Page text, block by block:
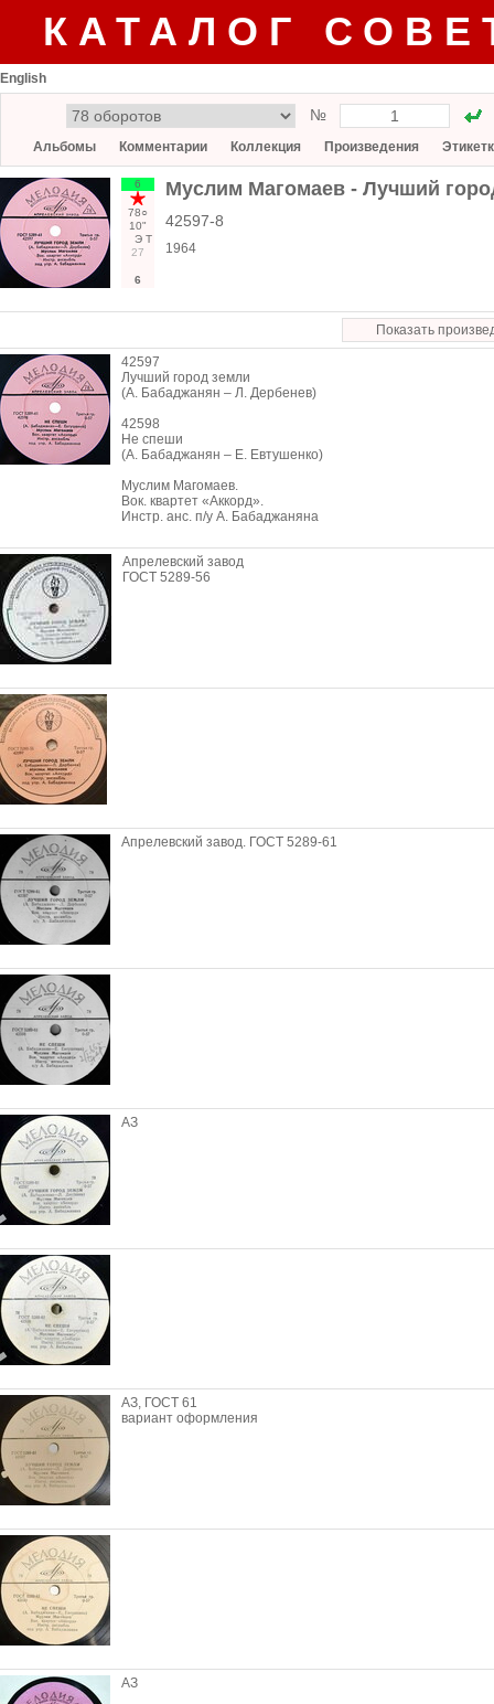
КАТАЛОГ
English
№
Альбомы Комментарии Коллекция Произведения
6
78○
10"
Э Т
27
6
Муслим Магомаев - Лучший
42597-8
1964
Показать
42597
Лучший город земли
(А. Бабаджанян – Л. Дербенев)
42598
Не спеши
(А. Бабаджанян – Е. Евтушенко)
Муслим Магомаев.
Вок. квартет «Аккорд».
Инстр. анс. п/у А. Бабаджаняна
Апрелевский завод
ГОСТ 5289-56
Апрелевский завод. ГОСТ 5289-61
АЗ
АЗ, ГОСТ 61
вариант оформления
АЗ